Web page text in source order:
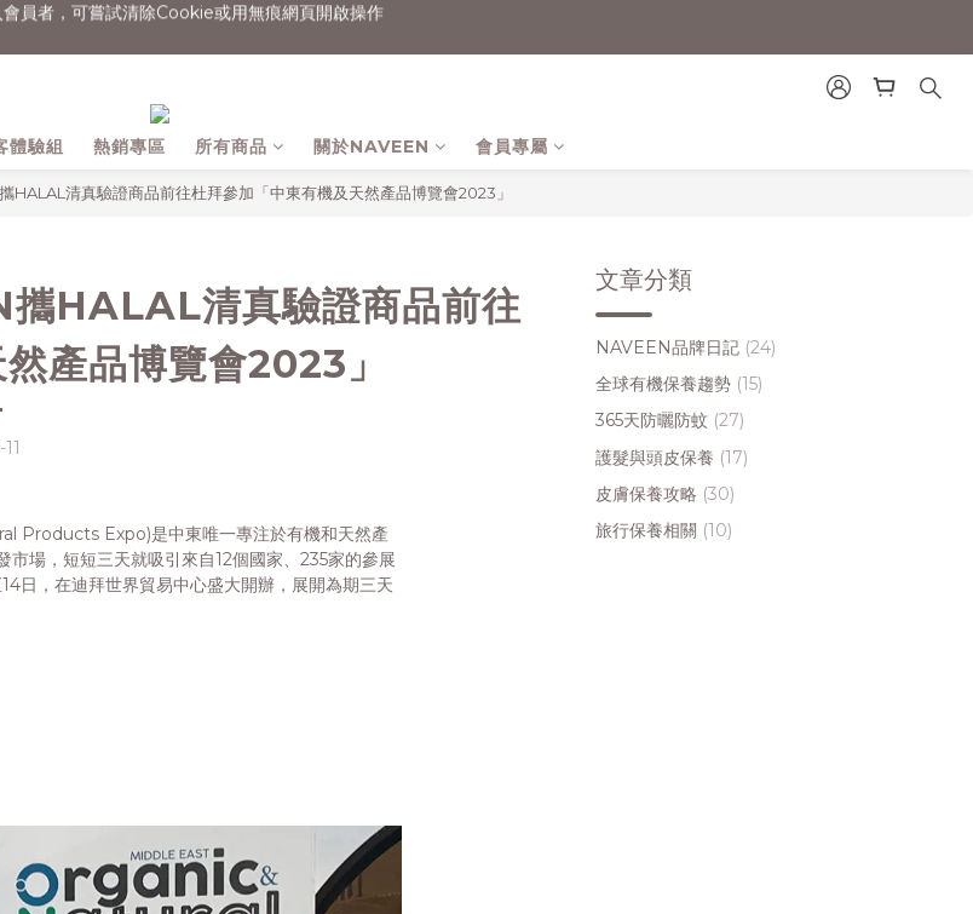
消費滿$1500宅配免運
消費滿$1500宅配免運
員者，可嘗試清除Cookie或用無痕網頁開啟操作
消費滿$1500宅配免運
體驗組 熱銷專區 所有商品 關於NAVEEN 會員專屬
HALAL清真驗證商品前往杜拜參加「中東有機及天然產品博覽會2023」
HALAL清真驗證商品前往
產品博覽會2023」
Products Expo)是中東唯一專注於有機和天然產
場，短短三天就吸引來自12個國家、235家的參展
日，在迪拜世界貿易中心盛大開辦，展開為期三天
文章分類
NAVEEN品牌日記 (24)
全球有機保養趨勢 (15)
365天防曬防蚊 (27)
護髮與頭皮保養 (17)
皮膚保養攻略 (30)
旅行保養相關 (10)